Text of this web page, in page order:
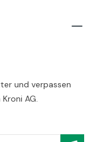
und verpassen
AG.